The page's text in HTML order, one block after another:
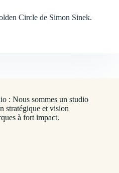
Circle de Simon Sinek.
: Nous sommes un studio
stratégique et vision
à fort impact.